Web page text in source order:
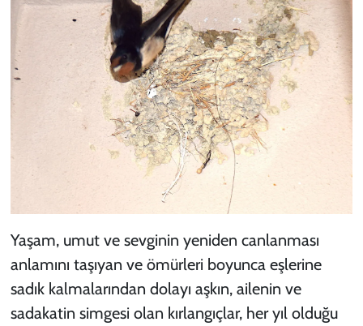
Yaşam, umut ve sevginin yeniden canlanması
anlamını taşıyan ve ömürleri boyunca eşlerine
sadık kalmalarından dolayı aşkın, ailenin ve
sadakatin simgesi olan kırlangıçlar, her yıl olduğu